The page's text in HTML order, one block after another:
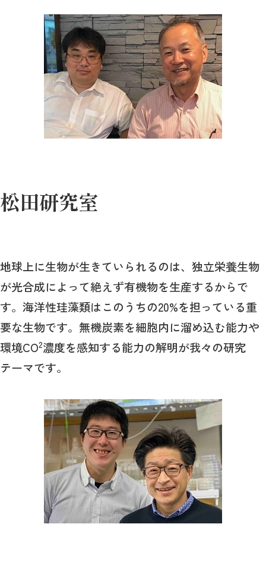
松田研究室
地球上に生物が生きていられるのは、独立栄養生物
が光合成によって絶えず有機物を生産するからで
す。海洋性珪藻類はこのうちの20%を担っている重
要な生物です。無機炭素を細胞内に溜め込む能力や
環境CO2濃度を感知する能力の解明が我々の研究
テーマです。